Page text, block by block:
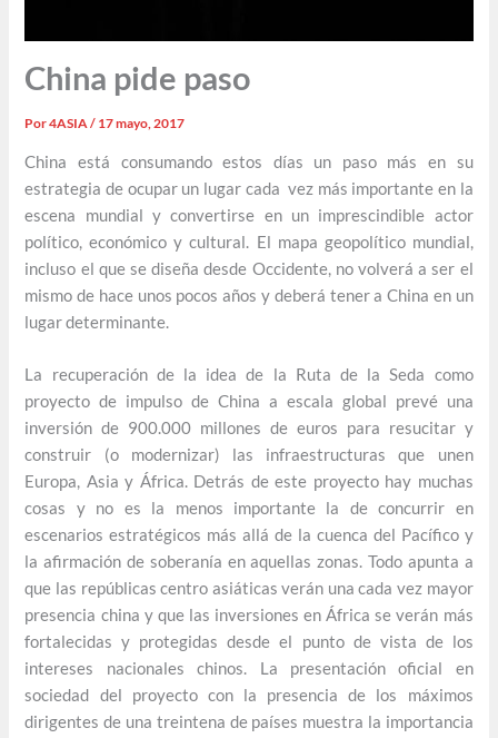
China pide paso
Por4ASIA/ 17 mayo, 2017
China está consumando estos días un paso más en su
estrategia de ocupar un lugar cada vez más importante en la
escena mundial y convertirse en un imprescindible actor
político, económico y cultural. El mapa geopolítico mundial,
incluso el que se diseña desde Occidente, no volverá a ser el
mismo de hace unos pocos años y deberá tener a China en un
lugar determinante.
La recuperación de la idea de la Ruta de la Seda como
proyecto de impulso de China a escala global prevé una
inversión de 900.000 millones de euros para resucitar y
construir (o modernizar) las infraestructuras que unen
Europa, Asia y África. Detrás de este proyecto hay muchas
cosas y no es la menos importante la de concurrir en
escenarios estratégicos más allá de la cuenca del Pacífico y
la afirmación de soberanía en aquellas zonas. Todo apunta a
que las repúblicas centro asiáticas verán una cada vez mayor
presencia china y que las inversiones en África se verán más
fortalecidas y protegidas desde el punto de vista de los
intereses nacionales chinos. La presentación oficial en
sociedad del proyecto con la presencia de los máximos
dirigentes de una treintena de países muestra la importancia